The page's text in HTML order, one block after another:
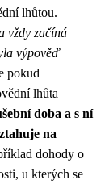
lhůtou.
vždy začíná
výpověď
pokud
lhůta
doba a s ní
na
dohody o
u kterých se